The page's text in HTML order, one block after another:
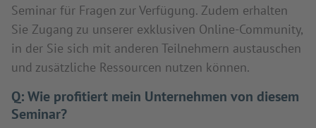
Seminar für Fragen zur Verfügung. Zudem erhalten
Sie Zugang zu unserer exklusiven Online-Community,
in der Sie sich mit anderen Teilnehmern austauschen
und zusätzliche Ressourcen nutzen können.
Q:Wie profitiert mein Unternehmen von diesem
Seminar?